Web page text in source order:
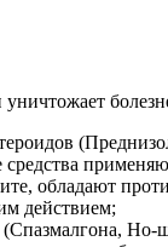
обладают
действием;
(Спазмалгона, Но-